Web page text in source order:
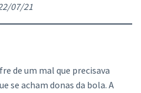
07/21
de um mal que precisava
se acham donas da bola. A